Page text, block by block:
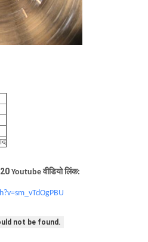
Youtube वीडियो लिंक:
not be found.